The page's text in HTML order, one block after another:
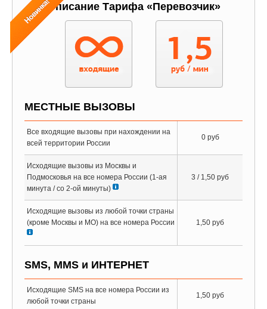
Описание Тарифа «Перевозчик»
МЕСТНЫЕ ВЫЗОВЫ
Все входящие вызовы при нахождении на
всей территории России
0 руб
Исходящие вызовы из Москвы и
Подмосковья на все номера России (1-ая
минута / co 2-ой минуты)
3 / 1,50 руб
Исходящие вызовы из любой точки страны
(кроме Москвы и МО) на все номера России
1,50 руб
SMS, MMS и ИНТЕРНЕТ
Исходящие SMS на все номера России из
любой точки страны
1,50 руб